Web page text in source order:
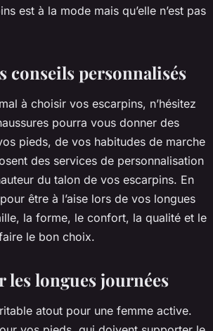
est à la mode mais qu’elle n’est pas
conseils personnalisés
à choisir vos escarpins, n’hésitez
pourra vous donner des
pieds, de vos habitudes de marche
des services de personnalisation
du talon de vos escarpins. En
être à l’aise lors de vos longues
la forme, le confort, la qualité et le
le bon choix.
les longues journées
atout pour une femme active.